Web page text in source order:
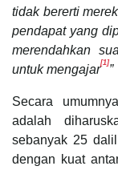
tidak bererti
pendapat yang
merendahkan
untuk mengajar[1]”
Secara
adalah
sebanyak 25
dengan kuat